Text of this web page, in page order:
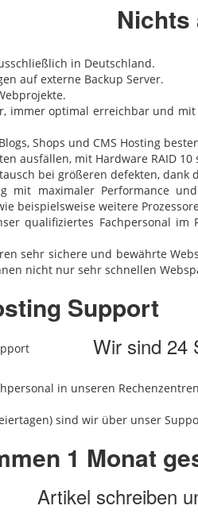
Nichts
in Deutschland.
auf externe Backup Server.
immer optimal erreichbar und
Shops und CMS Hosting
ausfällen, mit Hardware RAID
bei größeren defekten,
mit maximaler Performance
beispielsweise weitere
qualifiziertes Fachpersonal
sehr sichere und bewährte
nicht nur sehr schnellen
Support
Wir sind 24
in unseren
sind wir über unser
1 Monat
Artikel schreiben